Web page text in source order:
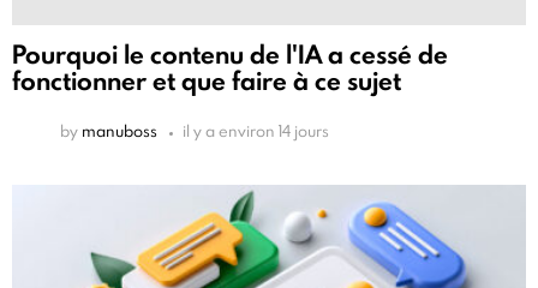
Pourquoi le contenu de l'IA a cessé de
fonctionner et que faire à ce sujet
by manuboss il y a environ 14 jours